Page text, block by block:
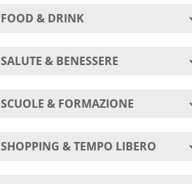
FOOD & DRINK
SALUTE & BENESSERE
SCUOLE & FORMAZIONE
SHOPPING & TEMPO LIBERO